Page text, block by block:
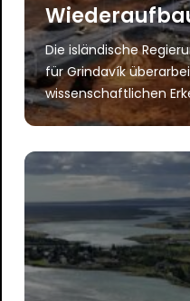
Die isländische
für Grindavík
wissenschaftlichen